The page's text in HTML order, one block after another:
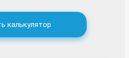
калькулятор